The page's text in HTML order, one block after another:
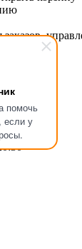
помочь
если у